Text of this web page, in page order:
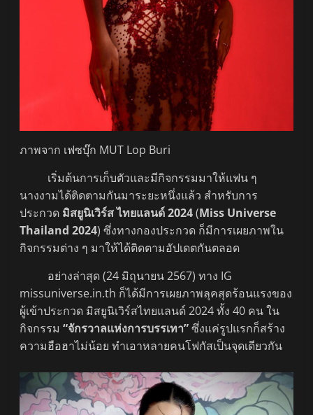
ภาพจาก เฟซบุ๊ก MUT Lop Buri
เริ่มต้นการเก็บตัวและมีกิจกรรมมาให้แฟน ๆ
นางงามได้ติดตามกันมาระยะหนึ่งแล้ว สำหรับการ
ประกวด มิสยูนิเวิร์ส ไทยแลนด์ 2024(Miss Universe
Thailand 2024) ซึ่งทางกองประกวด ก็มีการเผยภาพใน
กิจกรรมต่าง ๆ มาให้ได้ติดตามอัปเดตกันตลอด
อย่างล่าสุด (24 มิถุนายน 2567) ทาง IG
missuniverse.in.th ก็ได้มีการเผยภาพลุคสุดร้อนแรงของ
ผู้เข้าประกวด มิสยูนิเวิร์สไทยแลนด์ 2024 ทั้ง 40 คน ใน
กิจกรรม“จักรวาลแห่งการบรรเทา”ซึ่งแค่รูปแรกก็สร้าง
ความฮือฮาไม่น้อย ทำเอาหลายคนโฟกัสเป็นจุดเดียวกัน